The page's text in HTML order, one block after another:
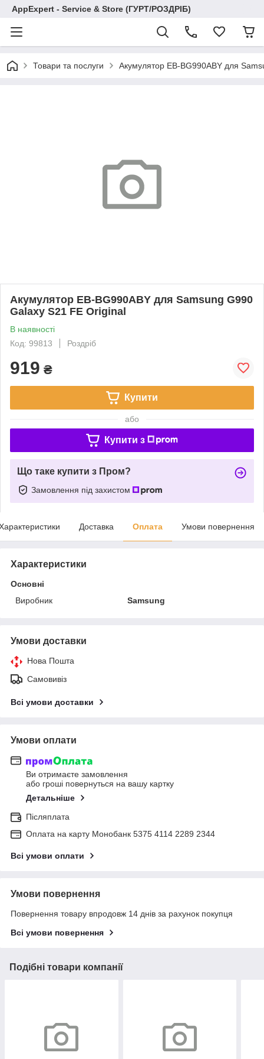
AppExpert - Service & Store (ГУРТ/РОЗДРІБ)
Товари та послуги Акумулятор EB-BG990ABY для
Акумулятор EB-BG990ABY для Samsung G990
Galaxy S21 FE Original
В наявності
Код: 99813
Роздріб
919 ₴
Купити
або
Купити з
Що таке купити з Пром?
Замовлення під захистом
Доставка Оплата Умови повернення
Характеристики
Основні
Виробник
Samsung
Умови доставки
Нова Пошта
Самовивіз
Всі умови доставки
Умови оплати
Ви отримаєте замовлення
або гроші повернуться на вашу картку
Детальніше
Післяплата
Оплата на карту Монобанк 5375 4114 2289 2344
Всі умови оплати
Умови повернення
Повернення товару впродовж 14 днів за рахунок покупця
Всі умови повернення
Подібні товари компанії